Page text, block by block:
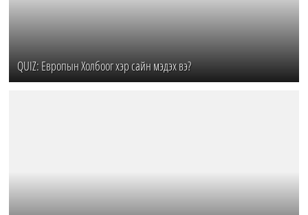
QUIZ: Европын Холбоог хэр сайн мэдэх вэ?